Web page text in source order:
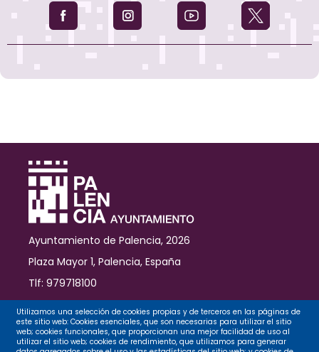
“Mayor65.es”
para
digital
Ayuntamiento de Palencia, 2026
Plaza Mayor 1, Palencia, España
Tlf: 979718100
Contacto
Utilizamos una selección de cookies propias y de terceros en las páginas de
este sitio web: Cookies esenciales, que son necesarias para utilizar el sitio
web; cookies funcionales, que proporcionan una mejor facilidad de uso al
utilizar el sitio web; cookies de rendimiento, que utilizamos para generar